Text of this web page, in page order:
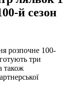
й сезон
розпочне 100-
три
також